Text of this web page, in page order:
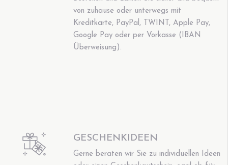
von zuhause oder unterwegs mit
Kreditkarte, PayPal, TWINT, Apple Pay,
Google Pay oder per Vorkasse (IBAN
Überweisung).
GESCHENKIDEEN
Gerne beraten wir Sie zu individuellen Ideen